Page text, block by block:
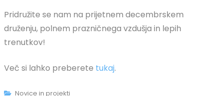
Pridružite se nam na prijetnem decembrskem
druženju, polnem prazničnega vzdušja in lepih
trenutkov!
Več si lahko preberete tukaj.
Novice in projekti